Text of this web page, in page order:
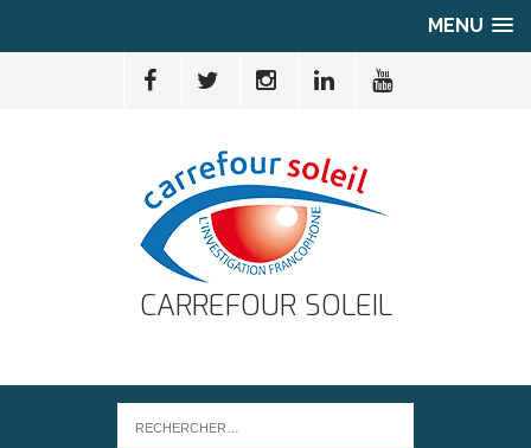
MENU
CARREFOUR SOLEIL